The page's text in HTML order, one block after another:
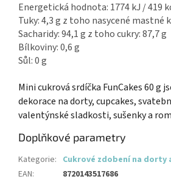
Energetická hodnota: 1774 kJ / 419
Tuky: 4,3 g z toho nasycené mastné
Sacharidy: 94,1 g z toho cukry: 87,7 g
Bílkoviny: 0,6 g
Sůl: 0 g
Mini cukrová srdíčka FunCakes 60 g
dekorace na dorty, cupcakes,
valentýnské sladkosti, sušenky a
Doplňkové parametry
Kategorie: Cukrové zdobení na dorty
EAN:
8720143517686